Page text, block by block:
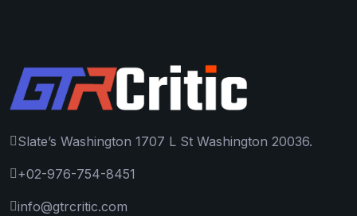
Slate’s Washington 1707 L St Washington 20036.
+02-976-754-8451
info@gtrcritic.com